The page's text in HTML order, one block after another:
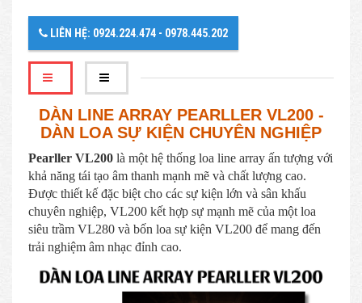
LIÊN HỆ: 0924.224.474 - 0978.445.202
DÀN LINE ARRAY PEARLLER VL200 -
DÀN LOA SỰ KIỆN CHUYÊN NGHIỆP
Pearller VL200 là một hệ thống loa line array ấn tượng với
khả năng tái tạo âm thanh mạnh mẽ và chất lượng cao.
Được thiết kế đặc biệt cho các sự kiện lớn và sân khấu
chuyên nghiệp, VL200 kết hợp sự mạnh mẽ của một loa
siêu trầm VL280 và bốn loa sự kiện VL200 để mang đến
trải nghiệm âm nhạc đỉnh cao.